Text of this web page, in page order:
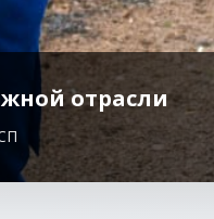
отрасли